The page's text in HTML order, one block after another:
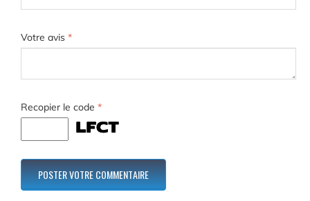
Votre avis *
Recopier le code *